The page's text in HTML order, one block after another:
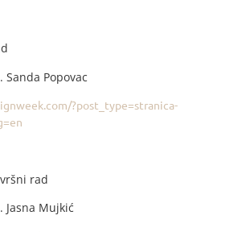
Popovac
?post_type=stranica-
rad
Mujkić